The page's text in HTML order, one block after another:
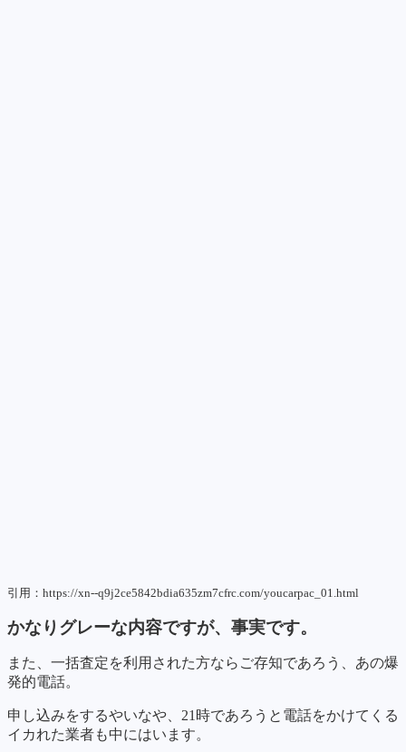
引用：https://xn--q9j2ce5842bdia635zm7cfrc.com/youcarpac_01.html
かなりグレーな内容ですが、事実です。
また、一括査定を利用された方ならご存知であろう、あの爆
発的電話。
申し込みをするやいなや、21時であろうと電話をかけてくる
イカれた業者も中にはいます。